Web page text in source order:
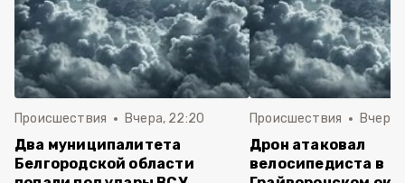
Происшествия Вчера, 22:20
Два муниципалитета
Белгородской области
Происшествия Вчера,
Дрон атаковал
велосипедиста в